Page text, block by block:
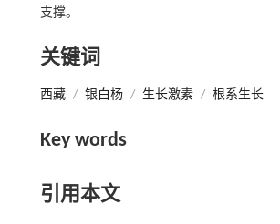
支撑。
关键词
西藏 / 银白杨 / 生长激素 / 根系生长
Key words
引用本文